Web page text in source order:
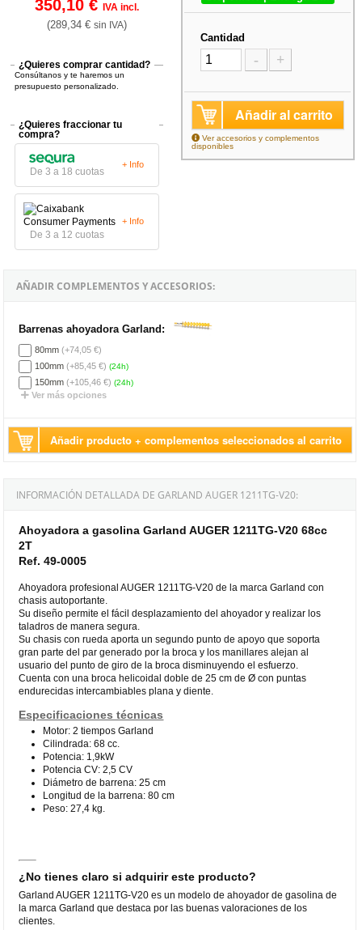
350,10 €IVA incl.
(289,34 €sin IVA)
¿Quieres comprar cantidad?
Consúltanos y te haremos un
presupuesto personalizado.
¿Quieres fraccionar tu
compra?
De 3 a 18 cuotas
+ Info
De 3 a 12 cuotas
+ Info
Cantidad
- +
Añadir al carrito
Ver accesorios y complementos
disponibles
AÑADIR COMPLEMENTOS Y ACCESORIOS:
Barrenas ahoyadora Garland:
80mm (+74,05 €)
100mm (+85,45 €) (24h)
150mm (+105,46 €) (24h)
Ver más opciones
Añadir producto + complementos seleccionados al carrito
INFORMACIÓN DETALLADA DE GARLAND AUGER 1211TG-V20:
Ahoyadora a gasolina Garland AUGER 1211TG-V20 68cc
2T
Ref. 49-0005
Ahoyadora profesional AUGER 1211TG-V20 de la marca Garland con
chasis autoportante.
Su diseño permite el fácil desplazamiento del ahoyador y realizar los
taladros de manera segura.
Su chasis con rueda aporta un segundo punto de apoyo que soporta
gran parte del par generado por la broca y los manillares alejan al
usuario del punto de giro de la broca disminuyendo el esfuerzo.
Cuenta con una broca helicoidal doble de 25 cm de Ø con puntas
endurecidas intercambiables plana y diente.
Especificaciones técnicas
Motor: 2 tiempos Garland
Cilindrada: 68 cc.
Potencia: 1,9kW
Potencia CV: 2,5 CV
Diámetro de barrena: 25 cm
Longitud de la barrena: 80 cm
Peso: 27,4 kg.
¿No tienes claro si adquirir este producto?
Garland AUGER 1211TG-V20 es un modelo de ahoyador de gasolina de
la marca Garland que destaca por las buenas valoraciones de los
clientes.